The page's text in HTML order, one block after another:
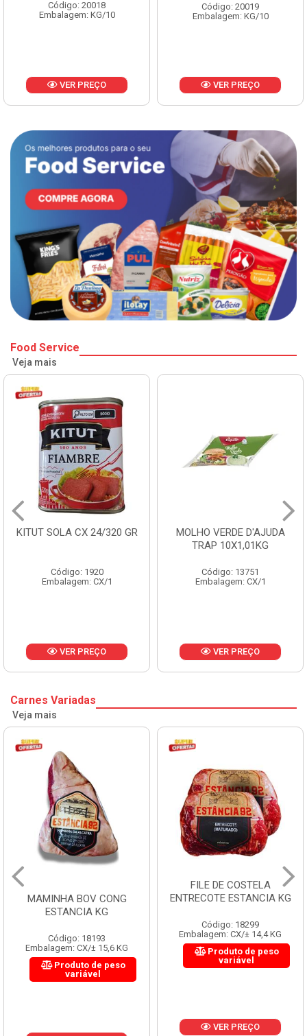
Código: 20019
Embalagem: KG/10
VER PREÇO
Código: 20161
Embalagem: KG/10
VER PREÇO
Food Service
Veja mais
KITUT SOLA CX 24/320 GR
Código: 1920
Embalagem: CX/1
VER PREÇO
MOLHO VERDE D'AJUDA
TRAP 10X1,01KG
Código: 13751
Embalagem: CX/1
VER PREÇO
Carnes Variadas
Veja mais
MAMINHA BOV CONG
ESTANCIA KG
Código: 18193
Embalagem: CX/± 15,6 KG
Produto de peso
variável
FILE DE COSTELA
ENTRECOTE ESTANCIA KG
Código: 18299
Embalagem: CX/± 14,4 KG
Produto de peso
variável
VER PREÇO